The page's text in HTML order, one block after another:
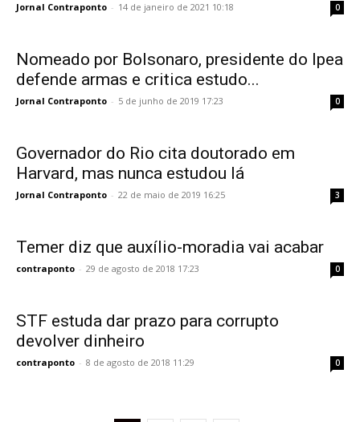
Jornal Contraponto - 14 de janeiro de 2021 10:18 0
Nomeado por Bolsonaro, presidente do Ipea
defende armas e critica estudo...
Jornal Contraponto - 5 de junho de 2019 17:23 0
Governador do Rio cita doutorado em
Harvard, mas nunca estudou lá
Jornal Contraponto - 22 de maio de 2019 16:25 3
Temer diz que auxílio-moradia vai acabar
contraponto - 29 de agosto de 2018 17:23 0
STF estuda dar prazo para corrupto
devolver dinheiro
contraponto - 8 de agosto de 2018 11:29 0